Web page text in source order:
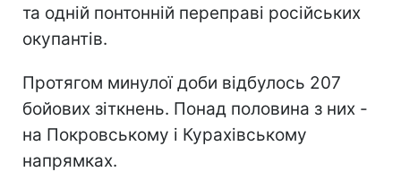
та одній понтонній переправі російських
окупантів.
Протягом минулої доби відбулось 207
бойових зіткнень. Понад половина з них -
на Покровському і Курахівському
напрямках.